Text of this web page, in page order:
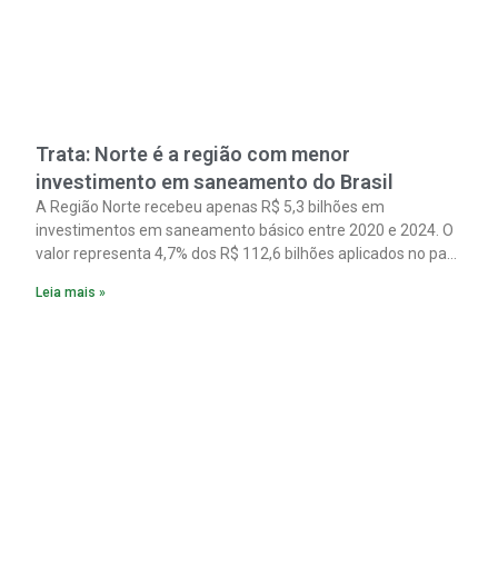
Trata: Norte é a região com menor
investimento em saneamento do Brasil
A Região Norte recebeu apenas R$ 5,3 bilhões em
investimentos em saneamento básico entre 2020 e 2024. O
valor representa 4,7% dos R$ 112,6 bilhões aplicados no país
Brasil em parceria com a GO Associados.
Leia mais »